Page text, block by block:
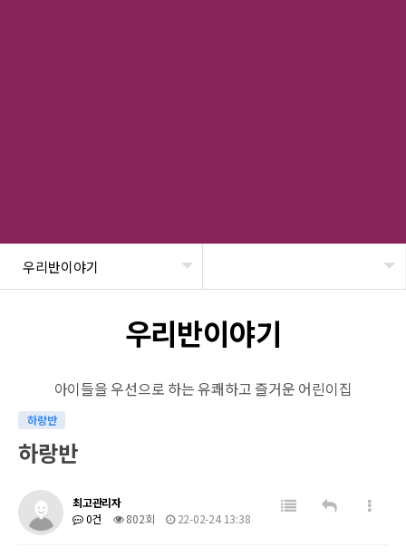
우리반이야기
우리반이야기
아이들을 우선으로 하는 유쾌하고 즐거운 어린이집
하랑반
하랑반
최고관리자
0건
802회 22-02-24 13:38